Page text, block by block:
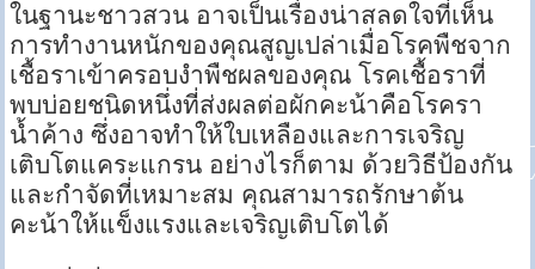
ในฐานะชาวสวน อาจเป็นเรื่องน่าสลดใจที่เห็น
การทำงานหนักของคุณสูญเปล่าเมื่อโรคพืชจาก
เชื้อราเข้าครอบงำพืชผลของคุณ โรคเชื้อราที่
พบบ่อยชนิดหนึ่งที่ส่งผลต่อผักคะน้าคือโรครา
น้ำค้าง ซึ่งอาจทำให้ใบเหลืองและการเจริญ
เติบโตแคระแกรน อย่างไรก็ตาม ด้วยวิธีป้องกัน
และกำจัดที่เหมาะสม คุณสามารถรักษาต้น
คะน้าให้แข็งแรงและเจริญเติบโตได้